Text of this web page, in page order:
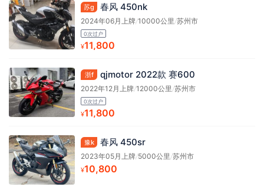
苏g 春风 450nk
2024年06月上牌/10000公里/苏州市
0次过户
¥11,800
浙f qjmotor 2022款 赛600
2022年12月上牌/12000公里 /苏州市
0次过户
¥11,800
豫k 春风 450sr
2023年05月上牌/5000公里 /苏州市
¥10,800